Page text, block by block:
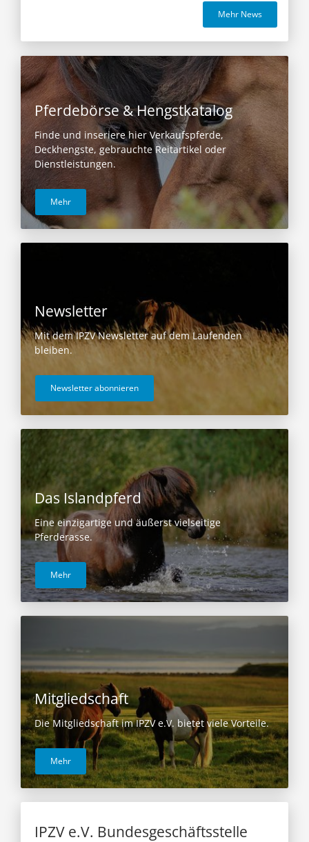
Mehr News
Pferdebörse & Hengstkatalog
Finde und inseriere hier Verkaufspferde,
Deckhengste, gebrauchte Reitartikel oder
Dienstleistungen.
Mehr
Newsletter
Mit dem IPZV Newsletter auf dem Laufenden
bleiben.
Newsletter abonnieren
Das Islandpferd
Eine einzigartige und äußerst vielseitige
Pferderasse.
Mehr
Mitgliedschaft
Die Mitgliedschaft im IPZV e.V. bietet viele Vorteile.
Mehr
IPZV e.V. Bundesgeschäftsstelle